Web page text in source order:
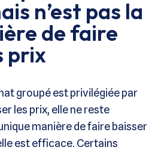
n’est pas la
de faire
prix
groupé est privilégiée par
les prix, elle ne reste
manière de faire baisser
est efficace. Certains